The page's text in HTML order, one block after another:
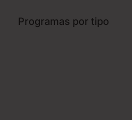
Programas por tipo